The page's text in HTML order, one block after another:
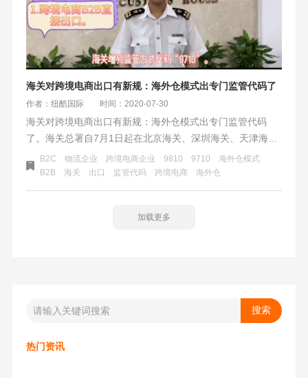
海关对跨境电商出口有新规：海外仓模式出专门监管代码了
作者：纽酷国际 时间：2020-07-30
海关对跨境电商出口有新规：海外仓模式出专门监管代码
了。海关总署自7月1日起在北京海关、深圳海关、天津海
关、广州海关、郑州海关、厦门海关、南京海关、杭州海
关、宁波海关等10个直属海关开展跨境电商B2B出口监管工
B2C 物流企业 跨境电商企业 9810 9710
海外仓模式
B2B
海关 出口 监管代码 跨境电商 海外仓
加载更多
热门资讯